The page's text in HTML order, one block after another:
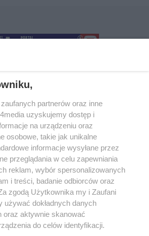
+48 52 5812666
Regulamin
Kontakt
Ogłoszenia Katalog firm
się do newslettera
ludzi najlepiej poinformowanych!
Zapisz się »
partnerów oraz inne
uzyskujemy dostęp i
na urządzeniu oraz
osobowe, takie jak unikalne
informacje wysyłane przez
przeglądania w celu zapewniania
reklam, wybór spersonalizowanych
i treści, badanie odbiorców oraz
zgodą Użytkownika my i Zaufani
używać dokładnych danych
oraz aktywnie skanować
do celów identyfikacji.